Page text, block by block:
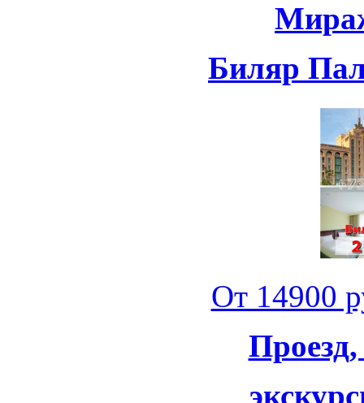
Биляр
От 14900